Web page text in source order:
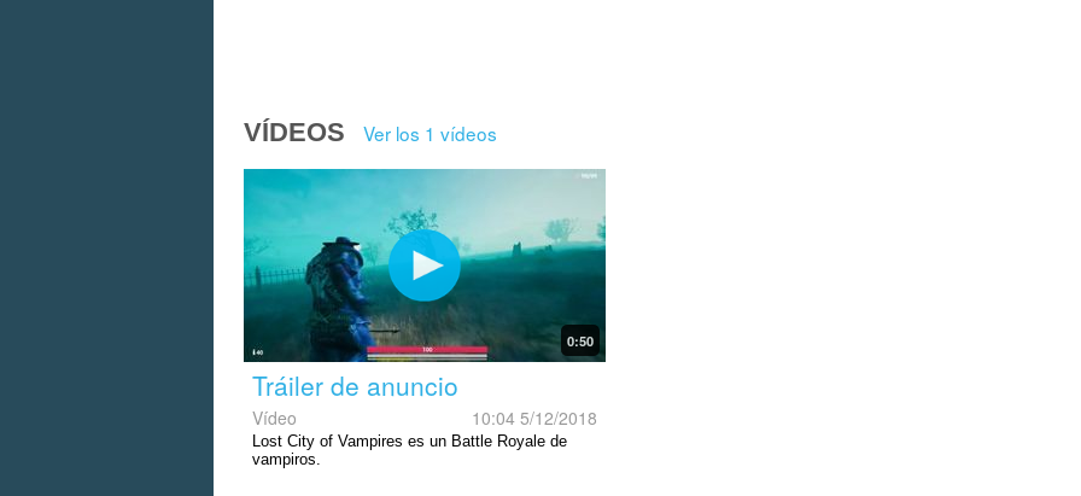
VÍDEOS Ver los 1 vídeos
0:50
Tráiler de anuncio
Vídeo 10:04 5/12/2018
Lost City of Vampires es un Battle Royale de
vampiros.